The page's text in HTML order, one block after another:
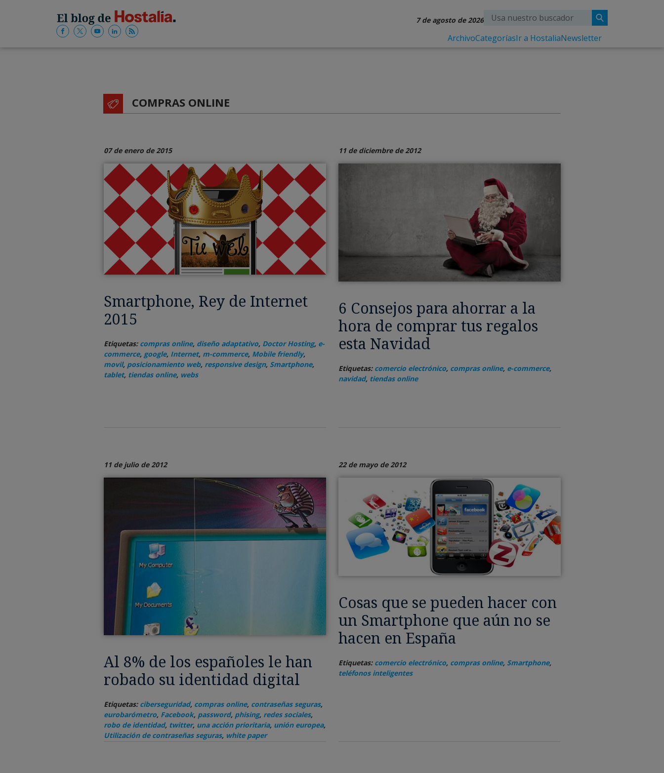
7 de agosto de 2026
ArchivoCategoríasIr a HostaliaNewsletter
COMPRAS ONLINE
07 de enero de 2015
Smartphone, Rey de Internet
2015
Etiquetas: compras online, diseño adaptativo, Doctor Hosting, e-
commerce, google, Internet, m-commerce, Mobile friendly,
movil, posicionamiento web, responsive design, Smartphone,
tablet, tiendas online, webs
11 de diciembre de 2012
6 Consejos para ahorrar a la
hora de comprar tus regalos
esta Navidad
Etiquetas: comercio electrónico, compras online, e-commerce,
navidad, tiendas online
11 de julio de 2012
Al 8% de los españoles le han
robado su identidad digital
Etiquetas: ciberseguridad, compras online, contraseñas seguras,
eurobarómetro, Facebook, password, phising, redes sociales,
robo de identidad, twitter, una acción prioritaria, unión europea,
Utilización de contraseñas seguras, white paper
22 de mayo de 2012
Cosas que se pueden hacer con
un Smartphone que aún no se
hacen en España
Etiquetas: comercio electrónico, compras online, Smartphone,
teléfonos inteligentes